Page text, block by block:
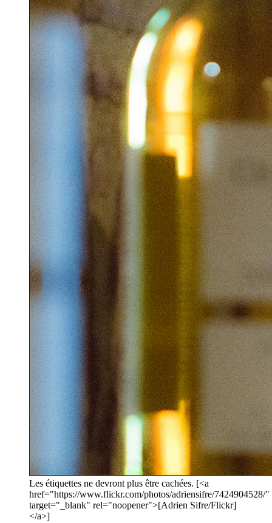
Les étiquettes ne devront plus être cachées. [<a
href="https://www.flickr.com/photos/adriensifre/7424904528/"
target="_blank" rel="noopener">[Adrien Sifre/Flickr]
</a>]